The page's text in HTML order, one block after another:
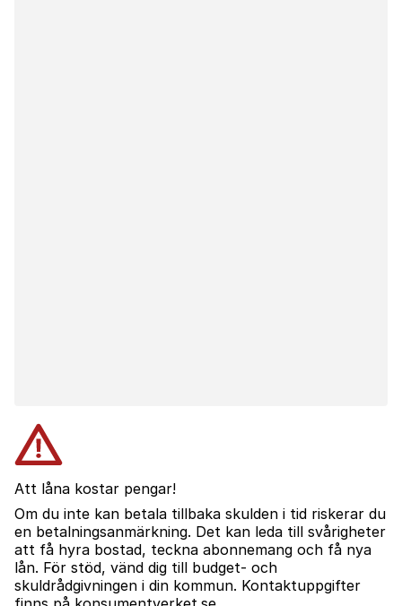
Att låna kostar pengar!
Om du inte kan betala tillbaka skulden i tid riskerar du
en betalningsanmärkning. Det kan leda till svårigheter
att få hyra bostad, teckna abonnemang och få nya
lån. För stöd, vänd dig till budget- och
skuldrådgivningen i din kommun. Kontaktuppgifter